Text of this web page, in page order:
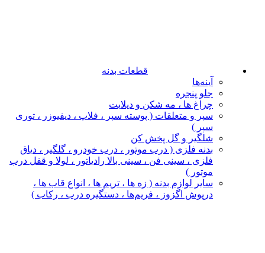
قطعات بدنه
آینه‌ها
جلو پنجره
چراغ‌ ها ، مه‌ شکن و دیلایت
سپر و متعلقات ( پوسته سپر ، فلاپ ، دیفیوزر ، توری
سپر )
شلگیر و گل‌ پخش‌ کن
بدنه فلزی ( درب موتور ، درب خودرو ، گلگیر ، دیاق
فلزی ، سینی فن ، سینی بالا رادیاتور ، لولا و قفل درب
موتور )
سایر لوازم بدنه ( زه ها ، تریم ها ، انواع قاب ها ،
درپوش اگزوز ، فریم‌ها ، دستگیره درب ، رکاب )